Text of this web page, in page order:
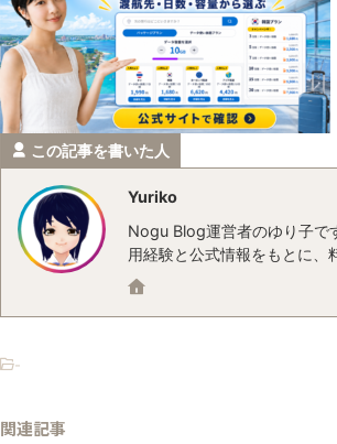
この記事を書いた人
Yuriko
Nogu Blog運営者のゆり子で
用経験と公式情報をもとに、
-
関連記事